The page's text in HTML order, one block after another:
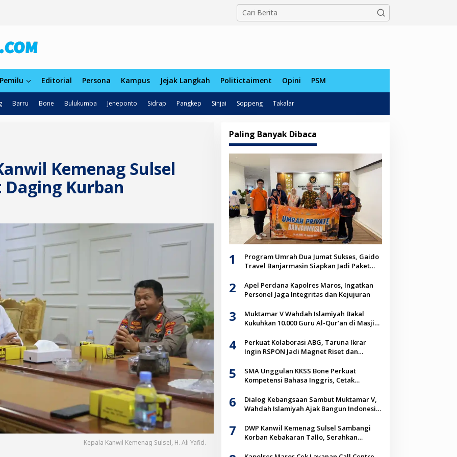
Pemilu Editorial Persona Kampus Jejak Langkah Politictaiment Opini PSM
Barru Bone Bulukumba Jeneponto Sidrap Pangkep Sinjai Soppeng Takalar
Kemenag Sulsel
Kurban
Kepala Kanwil Kemenag Sulsel, H. Ali Yafid.
Paling Banyak Dibaca
1
Program Umrah Dua Jumat Sukses, Gaido
Travel Banjarmasin Siapkan Jadi Paket
2
Apel Perdana Kapolres Maros, Ingatkan
Personel Jaga Integritas dan Kejujuran
3
Muktamar V Wahdah Islamiyah Bakal
Kukuhkan 10.000 Guru Al-Qur’an di Masjid
4
Perkuat Kolaborasi ABG, Taruna Ikrar
Ingin RSPON Jadi Magnet Riset dan
5
SMA Unggulan KKSS Bone Perkuat
Kompetensi Bahasa Inggris, Cetak
6
Dialog Kebangsaan Sambut Muktamar V,
Wahdah Islamiyah Ajak Bangun Indonesia
7
DWP Kanwil Kemenag Sulsel Sambangi
Korban Kebakaran Tallo, Serahkan